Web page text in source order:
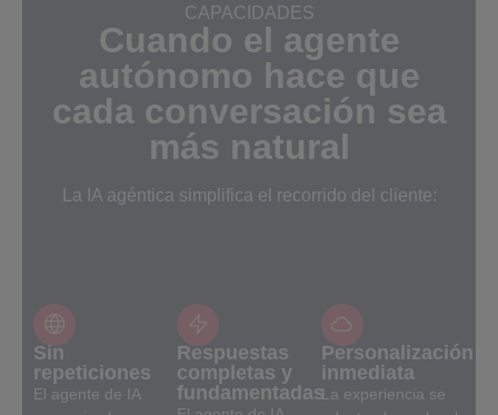
CAPACIDADES
Cuando el agente
autónomo hace que
cada conversación sea
más natural
La IA agéntica simplifica el recorrido del cliente:
Sin
repeticiones
El agente de IA
Respuestas
completas y
fundamentadas
Personalización
inmediata
La experiencia se